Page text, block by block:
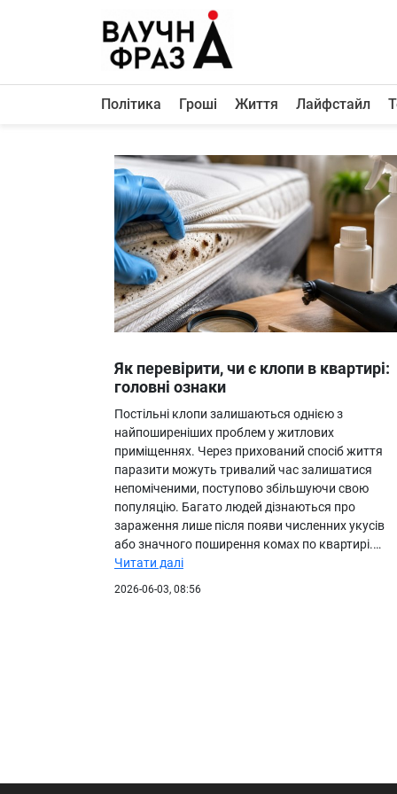
Політика
Життя
Лайфстайл
ТехноНаука
Людина
Корисності
Про нас
Політика Гроші Життя Лайфстайл
Як перевірити, чи є клопи в квартирі:
головні ознаки
Постільні клопи залишаються однією з
найпоширеніших проблем у житлових
приміщеннях. Через прихований спосіб життя
паразити можуть тривалий час залишатися
непоміченими, поступово збільшуючи свою
популяцію. Багато людей дізнаються про
зараження лише після появи численних укусів
або значного поширення комах по квартирі.…
Читати далі
2026-06-03, 08:56